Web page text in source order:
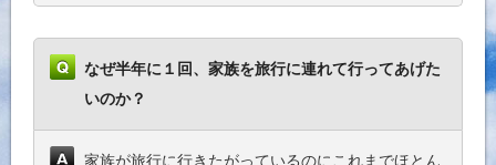
なぜ半年に１回、家族を旅行に連れて行ってあげた
いのか？
家族が旅行に行きたがっているのにこれまでほとん